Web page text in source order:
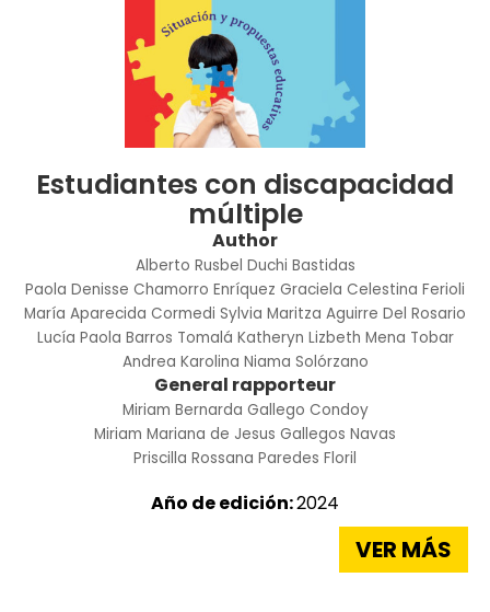
Estudiantes con discapacidad
múltiple
Author
Alberto Rusbel Duchi Bastidas
Paola Denisse Chamorro Enríquez Graciela Celestina Ferioli
María Aparecida Cormedi Sylvia Maritza Aguirre Del Rosario
Lucía Paola Barros Tomalá Katheryn Lizbeth Mena Tobar
Andrea Karolina Niama Solórzano
General rapporteur
Miriam Bernarda Gallego Condoy
Miriam Mariana de Jesus Gallegos Navas
Priscilla Rossana Paredes Floril
Año de edición:2024
VER MÁS